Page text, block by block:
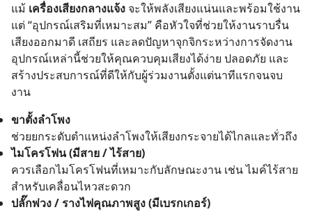
แม้ เครื่องเสียงกลางแจ้ง จะให้พลังเสียงแน่นและพร้อมใช้งาน
แต่ “อุปกรณ์เสริมที่เหมาะสม” คือหัวใจที่ช่วยให้งานราบรื่น
เสียงออกมาดี เสถียร และลดปัญหาจุกจิกระหว่างการจัดงาน
อุปกรณ์เหล่านี้ช่วยให้คุณควบคุมเสียงได้ง่าย ปลอดภัย และ
สร้างประสบการณ์ที่ดีให้กับผู้ร่วมงานตั้งแต่นาทีแรกจนจบ
งาน
ขาตั้งลำโพง
ช่วยยกระดับตำแหน่งลำโพงให้เสียงกระจายได้ไกลและทั่วถึง
ไมโครโฟน (มีสาย / ไร้สาย)
ควรเลือกไมโครโฟนที่เหมาะกับลักษณะงาน เช่น ไมค์ไร้สาย
สำหรับเคลื่อนไหวสะดวก
ปลั๊กพ่วง / รางไฟคุณภาพสูง (มีเบรกเกอร์)